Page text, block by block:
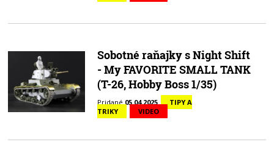
Sobotné raňajky s Night Shift
- My FAVORITE SMALL TANK
(T-26, Hobby Boss 1/35)
Pridané 05.04.2025
TIPY A
TRIKY
VIDEO